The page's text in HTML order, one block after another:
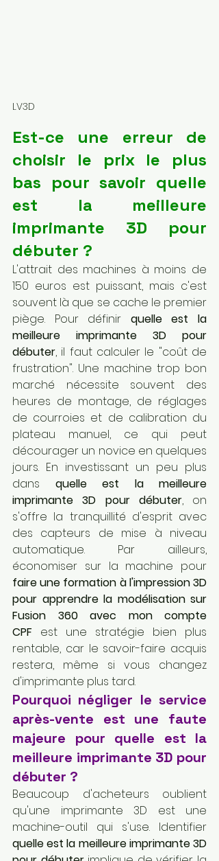
LV3D
Est-ce une erreur de
choisir le prix le plus
bas pour savoir quelle
est la meilleure
imprimante 3D pour
débuter ?
L'attrait des machines à moins de
150 euros est puissant, mais c'est
souvent là que se cache le premier
piège. Pour définir quelle est la
meilleure imprimante 3D pour
débuter, il faut calculer le "coût de
frustration". Une machine trop bon
marché nécessite souvent des
heures de montage, de réglages
de courroies et de calibration du
plateau manuel, ce qui peut
décourager un novice en quelques
jours. En investissant un peu plus
dans quelle est la meilleure
imprimante 3D pour débuter, on
s'offre la tranquillité d'esprit avec
des capteurs de mise à niveau
automatique. Par ailleurs,
faire une formation à l'impression 3D
pour apprendre la modélisation sur
Fusion 360 avec mon compte
CPF est une stratégie bien plus
rentable, car le savoir-faire acquis
restera, même si vous changez
d'imprimante plus tard.
Pourquoi négliger le service
après-vente est une faute
majeure pour quelle est la
meilleure imprimante 3D pour
débuter ?
Beaucoup d'acheteurs oublient
qu'une imprimante 3D est une
quelle est la meilleure imprimante 3D